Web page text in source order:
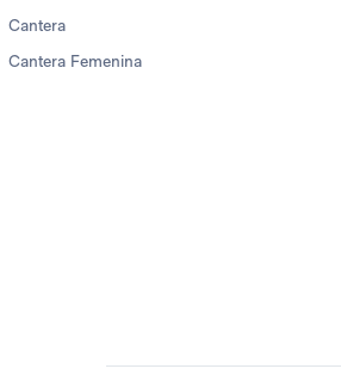
Cantera
Cantera Femenina